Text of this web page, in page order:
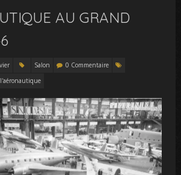
AU GRAND
Salon
0 Commentaire